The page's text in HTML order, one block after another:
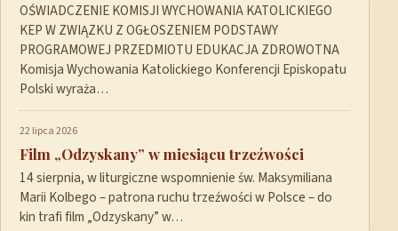
OŚWIADCZENIE KOMISJI WYCHOWANIA KATOLICKIEGO
KEP W ZWIĄZKU Z OGŁOSZENIEM PODSTAWY
PROGRAMOWEJ PRZEDMIOTU EDUKACJA ZDROWOTNA
Komisja Wychowania Katolickiego Konferencji Episkopatu
Polski wyraża…
22 lipca 2026
Film „Odzyskany” w miesiącu trzeźwości
14 sierpnia, w liturgiczne wspomnienie św. Maksymiliana
Marii Kolbego – patrona ruchu trzeźwości w Polsce – do
kin trafi film „Odzyskany” w…